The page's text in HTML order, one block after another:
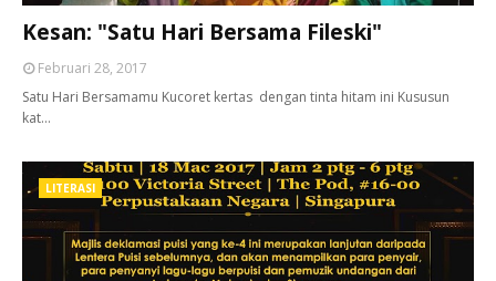
Kesan: "Satu Hari Bersama Fileski"
Februari 28, 2017
Satu Hari Bersamamu Kucoret kertas dengan tinta hitam ini Kususun
kat…
LITERASI